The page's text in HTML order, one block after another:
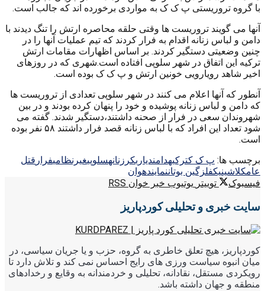
با گروه تروریستی پ ک ک به مواردی برخورده اند که جالب است.
آنها می گویند تروریست ها وقتی حلقه محاصره ارتش را تنگ دیدند با
دامن و لباس زنانه اقدام به فرار کردند که تیم عملیات آنها را در
چنین وضعیتی دستگیر کردند. بر اساس اظهارات مقامات ارتش
ترکیه این اتفاق در شهر سلوپی افتاده است.شهری که در روزهای
اخیر شاهد رویارویی خونین ارتش و پ ک ک بوده است.
آنطور که آنها اعلام می کنند در شهر سلوپی تعدادی از تروریست ها
که دامن و لباس زنانه پوشیده و خود را پنهان کرده بودند و در بین
شهروندان سعی در فرار از صحنه داشتند،دستگیر شدند. گفته می
شود تعداد این افراد که با لباس زنانه قصد فرار داشتند ۵۸ نفر بوده
است.
برچسب ها: پ ک کترکیهدامندیاربکر زنانهسلوپیغیرنظامیفرار قتل
عامکلاشینیکفلزگین بوتاننمایندهوان
فیسبوک
توییتر یوتیوب خبر خوان RSS
سایت خبری و تحلیلی کوردپاریز
کوردپاریز، هیچ تعلق خاطری به گروه، حزب و یا جریان سیاسی، در
میان انبوه سیاست ورزی های رایج احساس نمی کند و تلاش دارد تا
رویکردی مستقل، نقادانه، تحلیلی و خردمندانه به وقایع و رخدادهای
منطقه و جهان داشته باشد.